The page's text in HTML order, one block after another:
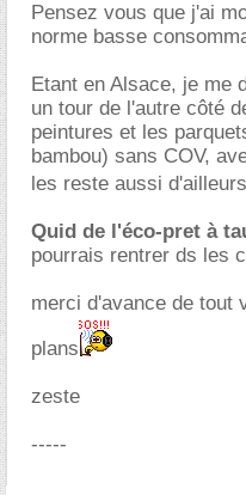
Pensez vous que j'ai
norme basse
Etant en Alsace, je me
un tour de l'autre côté
peintures et les
bambou) sans COV,
les reste aussi d'ailleurs
Quid de l'éco-pret à
pourrais rentrer ds les
merci d'avance de tout
plans
zeste
-----